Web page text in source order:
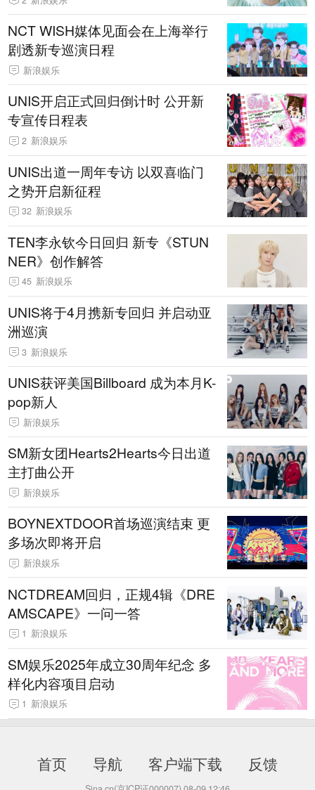
NCT WISH媒体见面会在上海举行
剧透新专巡演日程
新浪娱乐
UNIS开启正式回归倒计时 公开新
专宣传日程表
2 新浪娱乐
UNIS出道一周年专访 以双喜临门
之势开启新征程
32 新浪娱乐
TEN李永钦今日回归 新专《STUN
NER》创作解答
45 新浪娱乐
UNIS将于4月携新专回归 并启动亚
洲巡演
3 新浪娱乐
UNIS获评美国Billboard 成为本月K-
pop新人
新浪娱乐
SM新女团Hearts2Hearts今日出道
主打曲公开
新浪娱乐
BOYNEXTDOOR首场巡演结束 更
多场次即将开启
新浪娱乐
NCTDREAM回归，正规4辑《DRE
AMSCAPE》一问一答
1 新浪娱乐
SM娱乐2025年成立30周年纪念 多
样化内容项目启动
1 新浪娱乐
首页 导航 客户端下载 反馈